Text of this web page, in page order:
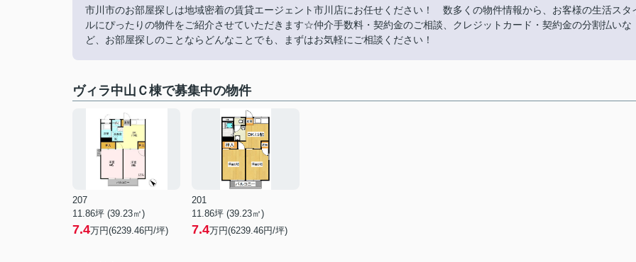
市川市のお部屋探しは地域密着の賃貸エージェント市川店にお任せください！ 数多くの物件情報から、お客様の生活スタ
ルにぴったりの物件をご紹介させていただきます☆仲介手数料・契約金のご相談、クレジットカード・契約金の分割払いな
ど、お部屋探しのことならどんなことでも、まずはお気軽にご相談ください！
ヴィラ中山Ｃ棟で募集中の物件
207
11.86坪 (39.23㎡)
7.4万円(6239.46円/坪)
201
11.86坪 (39.23㎡)
7.4万円(6239.46円/坪)